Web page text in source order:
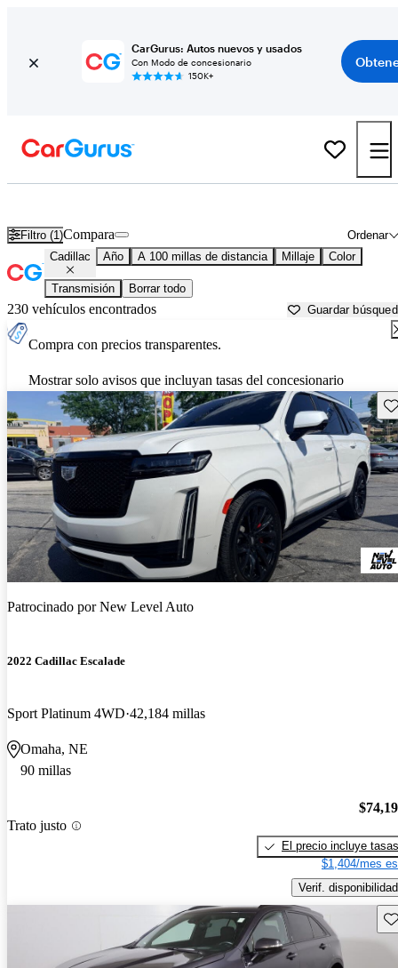
CarGurus: Autos nuevos y usados
Con Modo de concesionario
150K+
Filtro (1) Ordenar
Compara
Cadillac Año A 100 millas de distancia Millaje Color
Transmisión Borrar todo
230 vehículos encontrados Guardar
Compra con precios transparentes.
Mostrar solo avisos que incluyan tasas del concesionario
Patrocinado porNew Level Auto
2022 Cadillac Escalade
Sport Platinum 4WD 42,184 millas
Omaha, NE
90 millas
Trato justo
El precio incluye tasas
$1,404/mes
Verif. disponibilidad